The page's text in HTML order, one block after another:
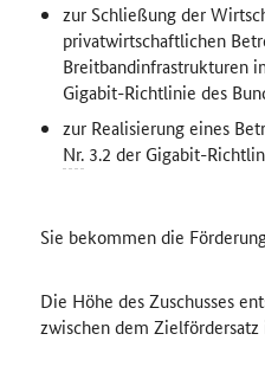
zur Schließung der
privatwirtschaftlichen
Breitbandinfrastrukturen
Gigabit-Richtlinie des
zur Realisierung eines
Nr.3.2 der Gigabit-
Sie bekommen die
Die Höhe des Zuschusses
zwischen dem Zielfördersatz